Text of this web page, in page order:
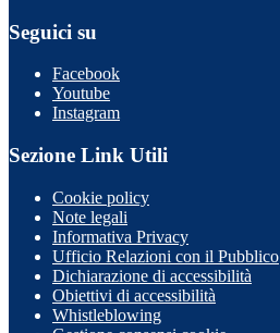
Seguici su
Facebook
Youtube
Instagram
Sezione Link Utili
Cookie policy
Note legali
Informativa Privacy
Ufficio Relazioni con il Pubblico
Dichiarazione di accessibilità
Obiettivi di accessibilità
Whistleblowing